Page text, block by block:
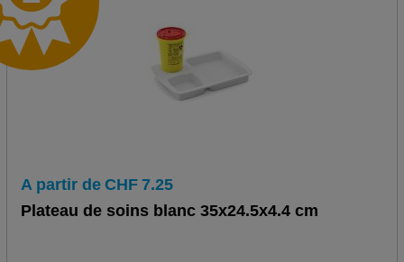
A partir de CHF 7.25
Plateau de soins blanc 35x24.5x4.4 cm